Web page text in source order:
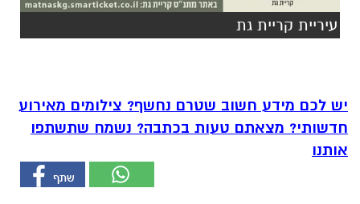
עיריית קריית גת
יש לכם מידע חשוב שטרם נחשף? צילומים מאירוע
חדשותי? מצאתם טעות בכתבה? נשמח שתשתפו
אותנו